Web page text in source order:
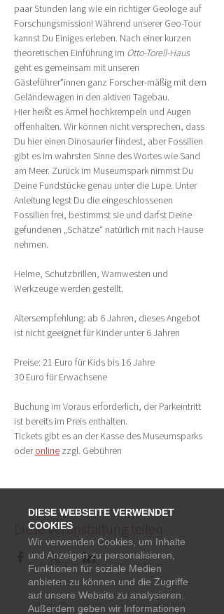
DIESE WEBSEITE VERWENDET
COOKIES
Wir verwenden Cookies, um Inhalte
und Anzeigen zu personalisieren,
Funktionen für soziale Medien
anbieten zu können und die Zugriffe
auf unsere Website zu analysieren.
Außerdem geben wir Informationen
paar Stunden lang wie ein richtiger Geologe auf
Forschungsmission! Während unserer Geo-Tour
kannst Du Einiges erleben. Nach einer kurzen
theoretischen Einführung im Otto-Torell-Haus
geht es gemeinsam mit unseren
Gästeführer*innen ganz Forscher-mäßig mit dem
Geländewagen in den aktiven Tagebau.
Hier heißt es Ärmel hochkrempeln und Augen
offenhalten. Wir können nicht versprechen, dass
Du hier einen Dinosaurier findest, aber Fossilien
gibt es im wahrsten Sinne des Wortes wie Sand
am Meer. Zurück im Museumspark nimmst Du
Deine Fundstücke genau unter die Lupe. Unter
Anleitung legst Du die eingeschlossenen
Fossilien frei, bestimmst sie und darfst Deine
gefundenen „Schätze“ natürlich mit nach Hause
nehmen.
Helme, Schutzbrillen, Warnwesten und
Werkzeuge werden gestellt.
Altersempfehlung: ab 6 Jahren, dieses Angebot
ist nicht geeignet für Kinder unter 6 Jahren
Preise: 21 Euro für Kids bis 16 Jahre
30 Euro für Erwachsene
Buchung im Voraus erforderlich, der Parkeintritt
ist bereits im Preis enthalten.
Tickets gibt es an der Kasse des Museumsparks
oder online zzgl. Gebühren
Diese Veranstaltung teilen